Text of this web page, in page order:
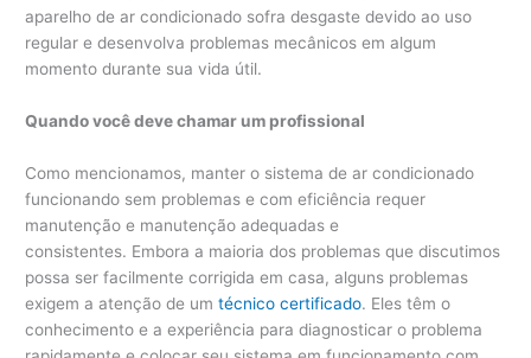
aparelho de ar condicionado sofra desgaste devido ao uso
regular e desenvolva problemas mecânicos em algum
momento durante sua vida útil.
Quando você deve chamar um profissional
Como mencionamos, manter o sistema de ar condicionado
funcionando sem problemas e com eficiência requer
manutenção e manutenção adequadas e
consistentes. Embora a maioria dos problemas que discutimos
possa ser facilmente corrigida em casa, alguns problemas
exigem a atenção de umtécnico certificado. Eles têm o
conhecimento e a experiência para diagnosticar o problema